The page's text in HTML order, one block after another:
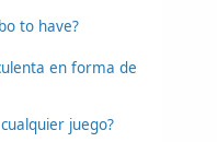
to have?
en forma de
juego?